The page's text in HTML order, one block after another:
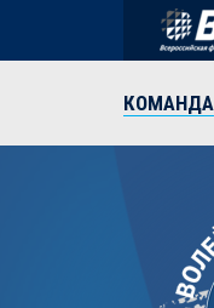
КОМАНДА